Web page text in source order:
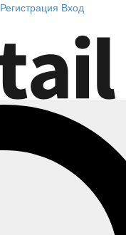
Регистрация Вход